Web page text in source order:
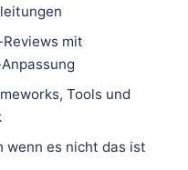
mit
Tools und
wenn es nicht das ist